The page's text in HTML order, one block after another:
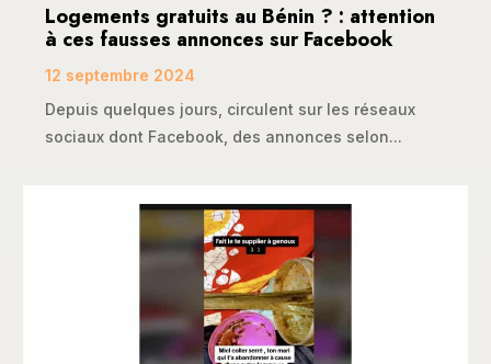
Logements gratuits au Bénin ? : attention
à ces fausses annonces sur Facebook
12 septembre 2024
Depuis quelques jours, circulent sur les réseaux
sociaux dont Facebook, des annonces selon...